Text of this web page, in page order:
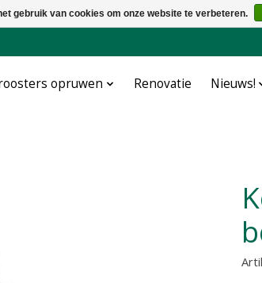
opruwen Renovatie Nieuws!
Keerband schoftboom
gebruik van cookies om onze website te verbeteren.